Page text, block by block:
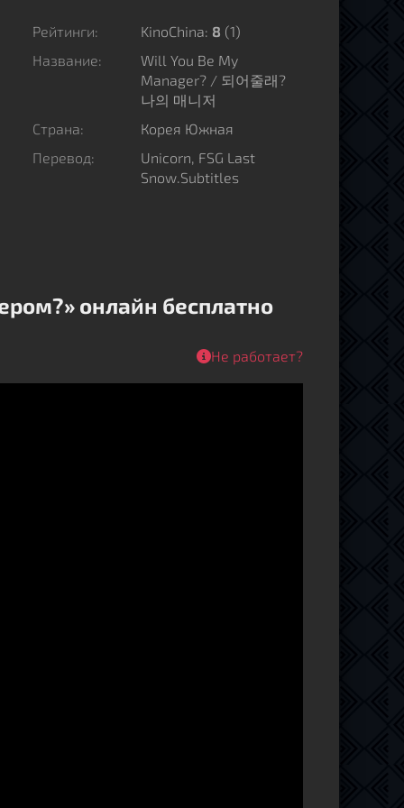
Рейтинги: KinoChina: 8 (1)
Название:
Will You Be My
Manager? / 되어줄래?
나의 매니저
Страна:
Корея Южная
Перевод:
Unicorn, FSG Last
Snow.Subtitles
онлайн бесплатно
Не работает?